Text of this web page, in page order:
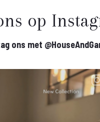
op
ons met